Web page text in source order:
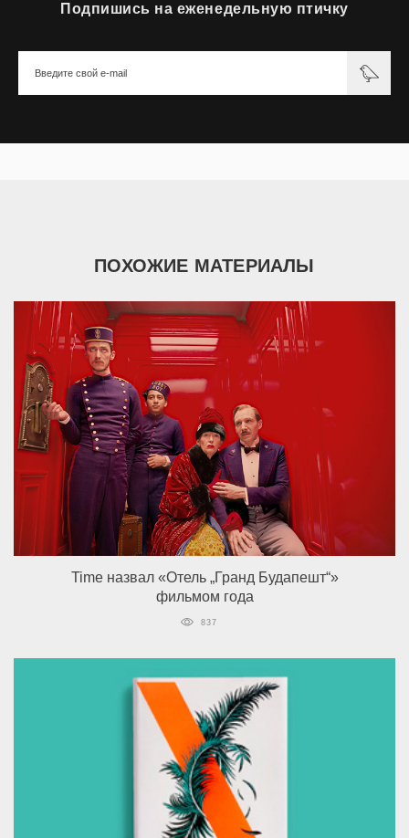
Подпишись на еженедельную птичку
ПОХОЖИЕ МАТЕРИАЛЫ
Time назвал «Отель „Гранд Будапешт“»
фильмом года
837